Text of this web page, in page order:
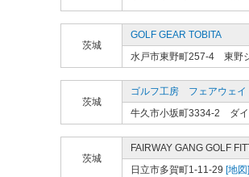
茨城
GOLF GEAR TOBITA
水戸市東野町257-4 東野
茨城
ゴルフ工房 フェアウェイ
牛久市小坂町3334-2 ダイ
茨城
FAIRWAY GANG GOLF
日立市多賀町1-11-29 [地図]